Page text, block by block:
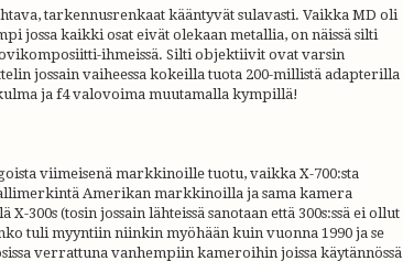
tarkennusrenkaat kääntyvät sulavasti. Vaikka MD oli
jossa kaikki osat eivät olekaan metallia, on näissä silti
ihmeissä. Silti objektiivit ovat varsin
jossain vaiheessa kokeilla tuota 200-millistä adapterilla
ja f4 valovoima muutamalla kympillä!
viimeisenä markkinoille tuotu, vaikka X-700:sta
Amerikan markkinoilla ja sama kamera
300s (tosin jossain lähteissä sanotaan että 300s:ssä ei ollut
tuli myyntiin niinkin myöhään kuin vuonna 1990 ja se
verrattuna vanhempiin kameroihin joissa käytännössä